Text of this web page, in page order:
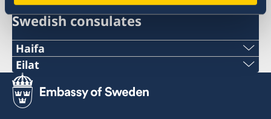
Swedish consulates
Haifa
Phone 1
+972 4 864 31 62
Eilat
Phone
+972 (0)8 6348038